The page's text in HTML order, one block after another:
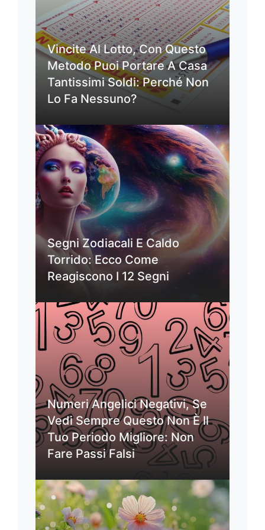
Vincite Al Lotto, Con Questo
Metodo Puoi Portare A Casa
Tantissimi Soldi: Perché Non
Lo Fa Nessuno?
Segni Zodiacali E Caldo
Torrido: Ecco Come
Reagiscono I 12 Segni
Numeri Angelici Negativi, Se
Vedi Sempre Questo Non È Il
Tuo Periodo Migliore: Non
Fare Passi Falsi